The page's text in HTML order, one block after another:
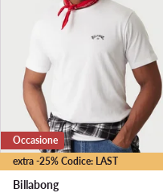
extra -25% Codice: LAST
Occasione
Billabong